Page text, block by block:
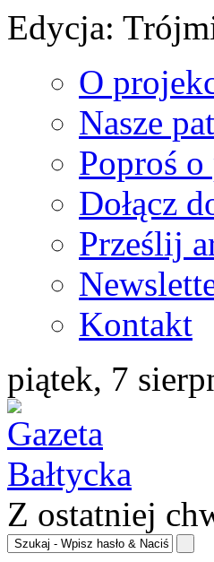
Edycja:
O
Nasze
Poproś
Dołącz
Prześlij
Kontakt
piątek, 7
Z ostatniej